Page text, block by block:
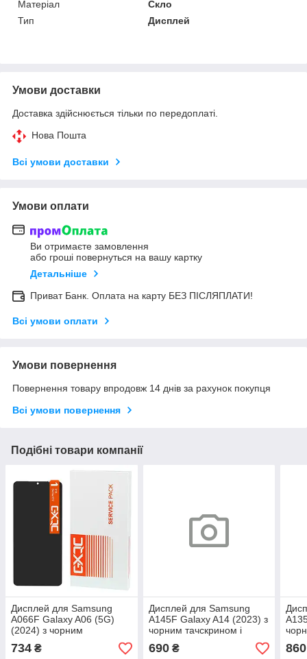
Матеріал
Скло
Тип
Дисплей
Умови доставки
Доставка здійснюється тільки по передоплаті.
Нова Пошта
Всі умови доставки
Умови оплати
Ви отримаєте замовлення
або гроші повернуться на вашу картку
Детальніше
Приват Банк. Оплата на карту БЕЗ ПІСЛЯПЛАТИ!
Всі умови оплати
Умови повернення
Повернення товару впродовж 14 днів за рахунок покупця
Всі умови повернення
Подібні товари компанії
Дисплей для Samsung
A066F Galaxy A06 (5G)
(2024) з чорним
тачскрином Service Pack
734 ₴
Дисплей для Samsung
A145F Galaxy A14 (2023) з
чорним тачскрином і
корпусною рамкою GXQC
Service Pack
690₴ 860